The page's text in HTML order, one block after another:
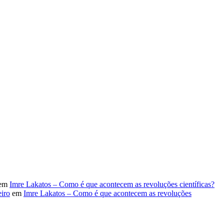
Imre Lakatos – Como é que acontecem as revoluções científicas?
em Imre Lakatos – Como é que acontecem as revoluções